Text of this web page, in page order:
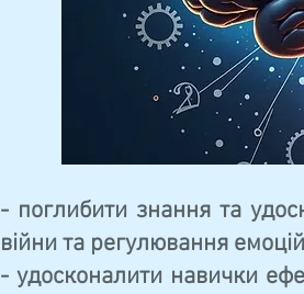
- поглибити знання та
війни та регулювання
- удосконалити навички